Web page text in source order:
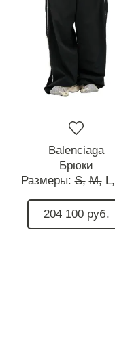
Balenciaga
Брюки
Размеры:S, M, L,
204 100 руб.